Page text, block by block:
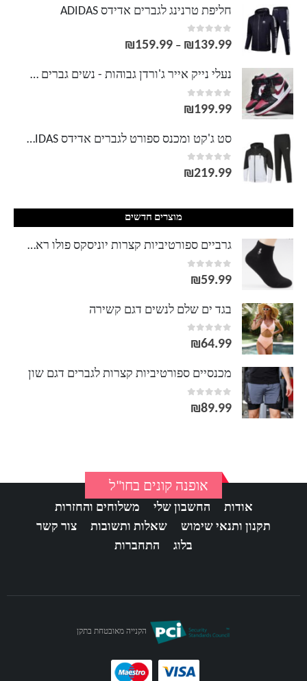
חליפת טרנינג לגברים אדידס ADIDAS
0
out of 5
₪139.99
–
₪159.99
נעלי נייק אייר ג'ורדן גבוהות - נשים גברים NIKE AIR JORDAN
0
out of 5
₪199.99
סט ג'קט ומכנס ספורט לגברים אדידס ADIDAS
0
out of 5
₪219.99
מוצרים חדשים
גרביים ספורטיביות קצרות יוניסקס פולו ראלף לורן Ralph Lauren
0
out of 5
₪59.99
בגד ים שלם לנשים דגם קשירה
0
out of 5
₪64.99
מכנסיים ספורטיביות קצרות לגברים דגם שון
0
out of 5
₪89.99
אופנה קונים בחו"ל
אודות החשבון שלי
משלוחים והחזרות
תקנון ותנאי שימוש
שאלות ותשובות
צור קשר
בלוג
התחברות
הקנייה מאובטחת בתקן